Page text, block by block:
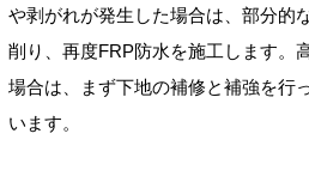
や剥がれが発生した場合は、部分的
削り、再度FRP防水を施工します。
場合は、まず下地の補修と補強を行
います。